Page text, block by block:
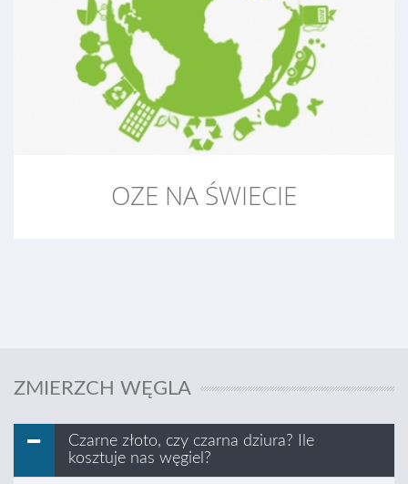
OZE NA ŚWIECIE
ZMIERZCH WĘGLA
Czarne złoto, czy czarna dziura? Ile
kosztuje nas węgiel?